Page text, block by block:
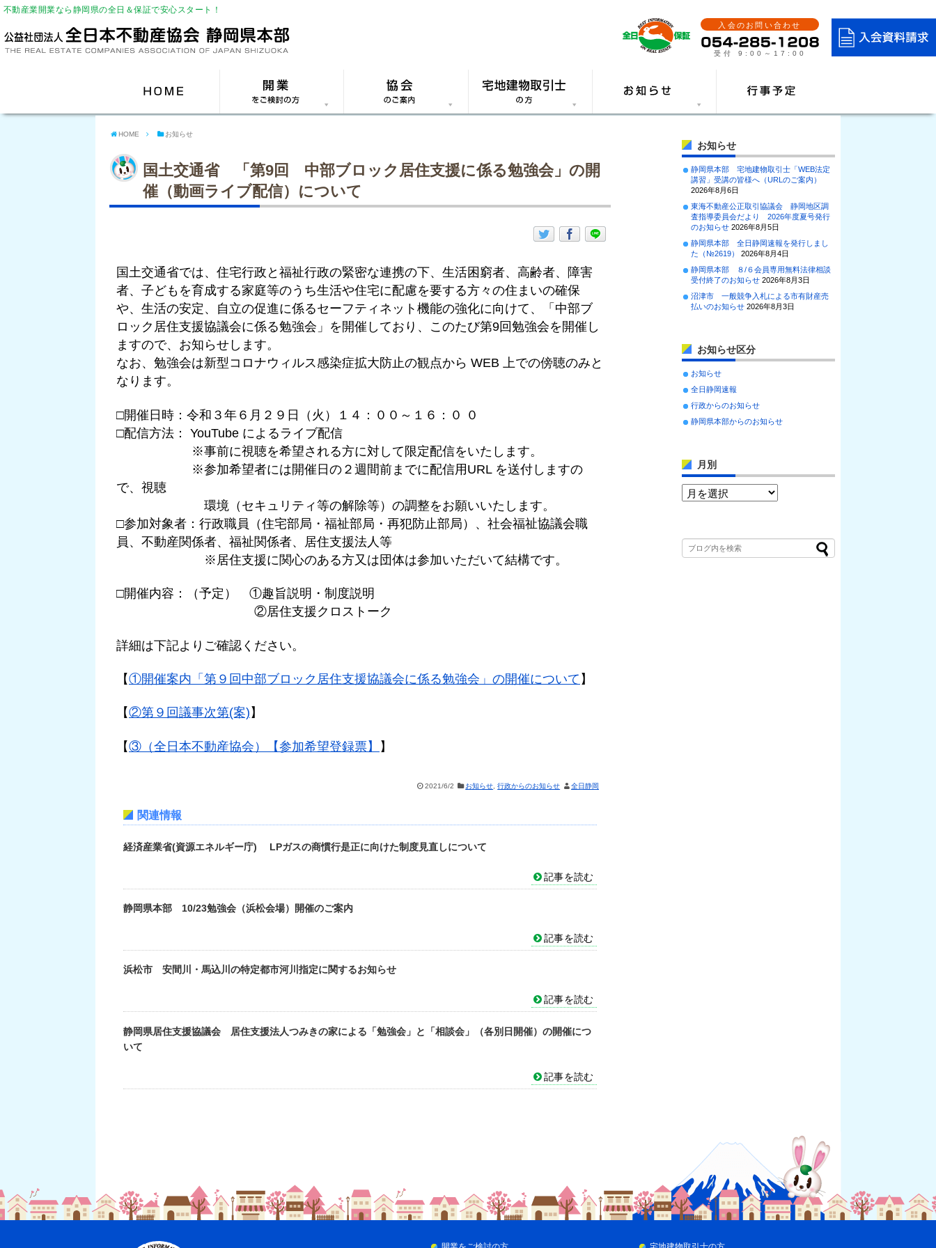
不動産業開業なら静岡県の全日＆保証で安心スタート！
入会のお問い合わせ
受付 9:00～17:00
HOME お知らせ
国土交通省 「第9回 中部ブロック居住支援に係る勉強会」の開
催（動画ライブ配信）について
国土交通省では、住宅行政と福祉行政の緊密な連携の下、生活困窮者、高齢者、障害
者、子どもを育成する家庭等のうち生活や住宅に配慮を要する方々の住まいの確保
や、生活の安定、自立の促進に係るセーフティネット機能の強化に向けて、「中部ブ
ロック居住支援協議会に係る勉強会」を開催しており、 このたび第9回勉強会を開催し
ますので、お知らせします。
なお、勉強会は新型コロナウィルス感染症拡大防止の観点から WEB 上での傍聴のみと
なります。
□開催日時： 令和３年６月２９日（火）１４：００～１６：０ ０
□配信方法： YouTube によるライブ配信
※事前に視聴を希望される方に対して限定配信をいたします。
※参加希望者には開催日の２週間前までに配信用 URL を送付しますの
で、 視聴
環境（セキュリティ等の解除等）の調整をお願いいたします。
□参加対象者：行政職員（住宅部局・福祉部局・再犯防止部局）、社会福祉協議会職
員、不動産関係者、福祉関係者、居住支援法人 等
※居住支援に関心のある方又は団体は参加いただいて結構です。
□開催内容：（予定） ①趣旨説明・制度説明
②居住支援クロストーク
詳細は下記よりご確認ください。
【①開催案内「第９回中部ブロック居住支援協議会に係る勉強会」の開催について 】
【②第９回議事次第(案) 】
【③（全日本不動産協会）【参加希望登録票】 】
2021/6/2 お知らせ ,行政からのお知らせ 全日静岡
関連情報
経済産業省(資源エネルギー庁) LPガスの商慣行是正に向けた制度見直しについて
記事を読む
静岡県本部 10/23勉強会（浜松会場）開催のご案内
記事を読む
浜松市 安間川・馬込川の特定都市河川指定に関するお知らせ
記事を読む
静岡県居住支援協議会 居住支援法人つみきの家による「勉強会」と「相談会」（各別日開催）の開催につ
いて
記事を読む
お知らせ
静岡県本部 宅地建物取引士「WEB法定
講習」受講の皆様へ（URLのご案内）
2026年8月6日
東海不動産公正取引協議会 静岡地区調
査指導委員会だより 2026年度夏号発行
のお知らせ 2026年8月5日
静岡県本部 全日静岡速報を発行しまし
た（№2619）
2026年8月4日
静岡県本部 ８/６会員専用無料法律相談
受付終了のお知らせ 2026年8月3日
沼津市 一般競争入札による市有財産売
払いのお知らせ 2026年8月3日
お知らせ区分
お知らせ
全日静岡速報
行政からのお知らせ
静岡県本部からのお知らせ
月別